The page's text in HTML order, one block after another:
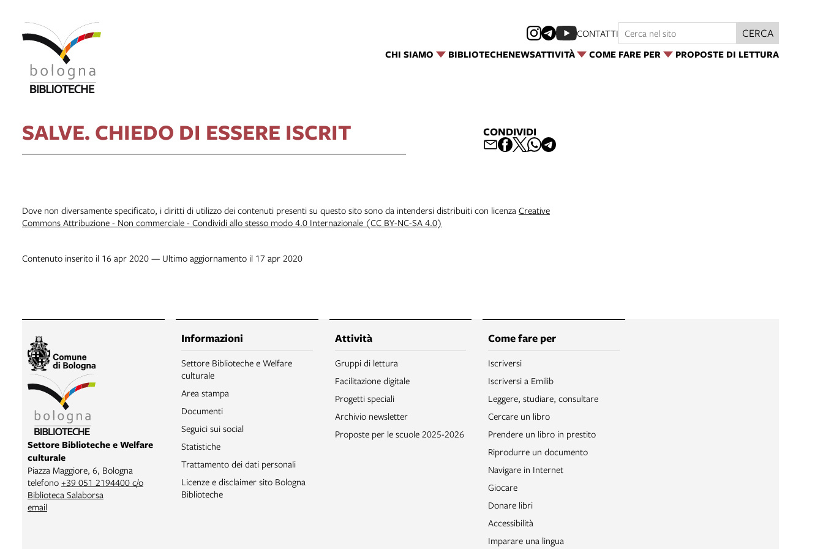
CHI SIAMO BIBLIOTECHENEWSATTIVITÀ COME FARE PER PROPOSTE DI LETTURA
CONTATTI CERCA
SALVE. CHIEDO DI ESSERE ISCRIT CONDIVIDI
Dove non diversamente specificato, i diritti di utilizzo dei contenuti presenti su questo sito sono da intendersi distribuiti con licenza Creative
Commons Attribuzione - Non commerciale - Condividi allo stesso modo 4.0 Internazionale (CC BY-NC-SA 4.0)
Contenuto inserito il 16 apr 2020 — Ultimo aggiornamento il 17 apr 2020
Settore Biblioteche e Welfare
culturale
Piazza Maggiore, 6, Bologna
telefono +39 051 2194400 c/o
Biblioteca Salaborsa
email
Informazioni
Settore Biblioteche e Welfare
culturale
Area stampa
Documenti
Seguici sui social
Statistiche
Trattamento dei dati personali
Licenze e disclaimer sito Bologna
Biblioteche
Attività
Gruppi di lettura
Facilitazione digitale
Progetti speciali
Archivio newsletter
Proposte per le scuole 2025-2026
Come fare per
Iscriversi
Iscriversi a Emilib
Leggere, studiare, consultare
Cercare un libro
Prendere un libro in prestito
Riprodurre un documento
Navigare in Internet
Giocare
Donare libri
Accessibilità
Imparare una lingua